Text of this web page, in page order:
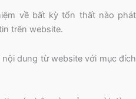
về bất kỳ tổn thất nào phát
trên website.
dung từ website với mục đích